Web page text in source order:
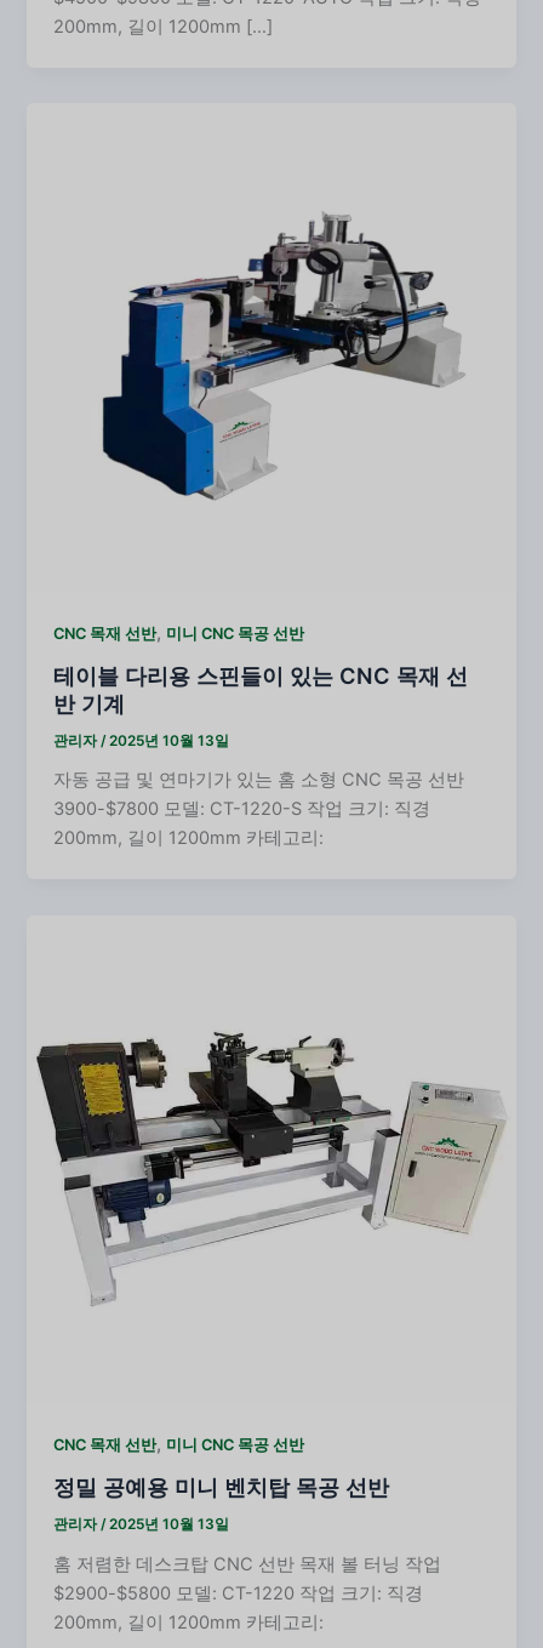
200mm, 길이 1200mm […]
CNC 목재 선반, 미니 CNC 목공 선반
테이블 다리용 스핀들이 있는 CNC 목재 선
반 기계
관리자 /2025년 10월 13일
자동 공급 및 연마기가 있는 홈 소형 CNC 목공 선반
3900-$7800 모델: CT-1220-S 작업 크기: 직경
200mm, 길이 1200mm 카테고리:
CNC 목재 선반, 미니 CNC 목공 선반
정밀 공예용 미니 벤치탑 목공 선반
관리자/2025년 10월 13일
홈 저렴한 데스크탑 CNC 선반 목재 볼 터닝 작업
$2900-$5800 모델: CT-1220 작업 크기: 직경
200mm, 길이 1200mm 카테고리: